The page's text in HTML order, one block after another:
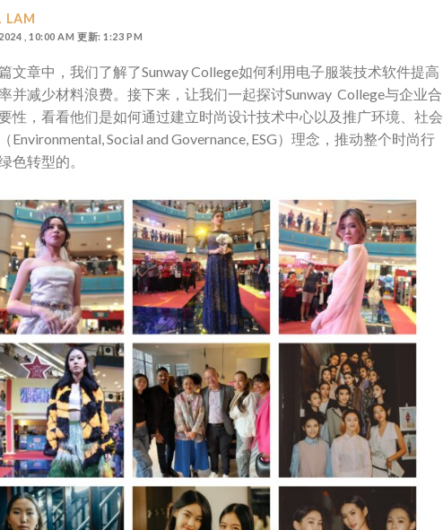
LAM
, 10:00 AM 更新: 1:23 PM
文章中，我们了解了Sunway College如何利用电子服装技术软件提高
并减少材料浪费。接下来，让我们一起探讨Sunway College与企业合
性，看看他们是如何通过建立时尚设计技术中心以及推广环境、社会
Environmental, Social and Governance, ESG）理念，推动整个时尚行
色转型的。